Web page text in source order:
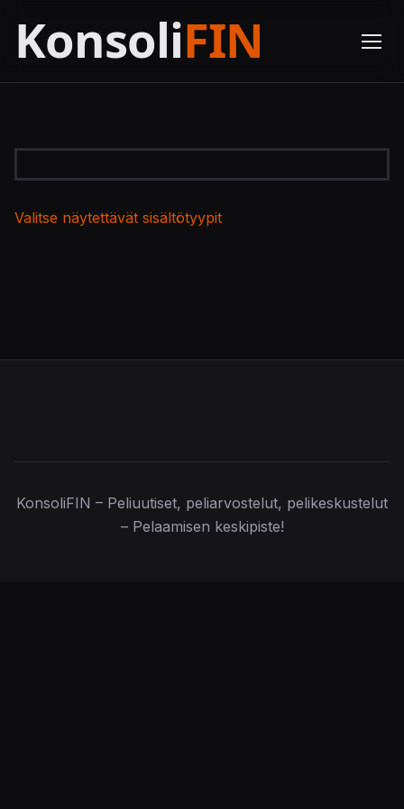
Valitse näytettävät sisältötyypit
KonsoliFIN – Peliuutiset, peliarvostelut, pelikeskustelut
– Pelaamisen keskipiste!